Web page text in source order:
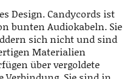
Design. Candycords ist
bunten Audiokabeln. Sie
sich nicht und sind
Materialien
über vergoldete